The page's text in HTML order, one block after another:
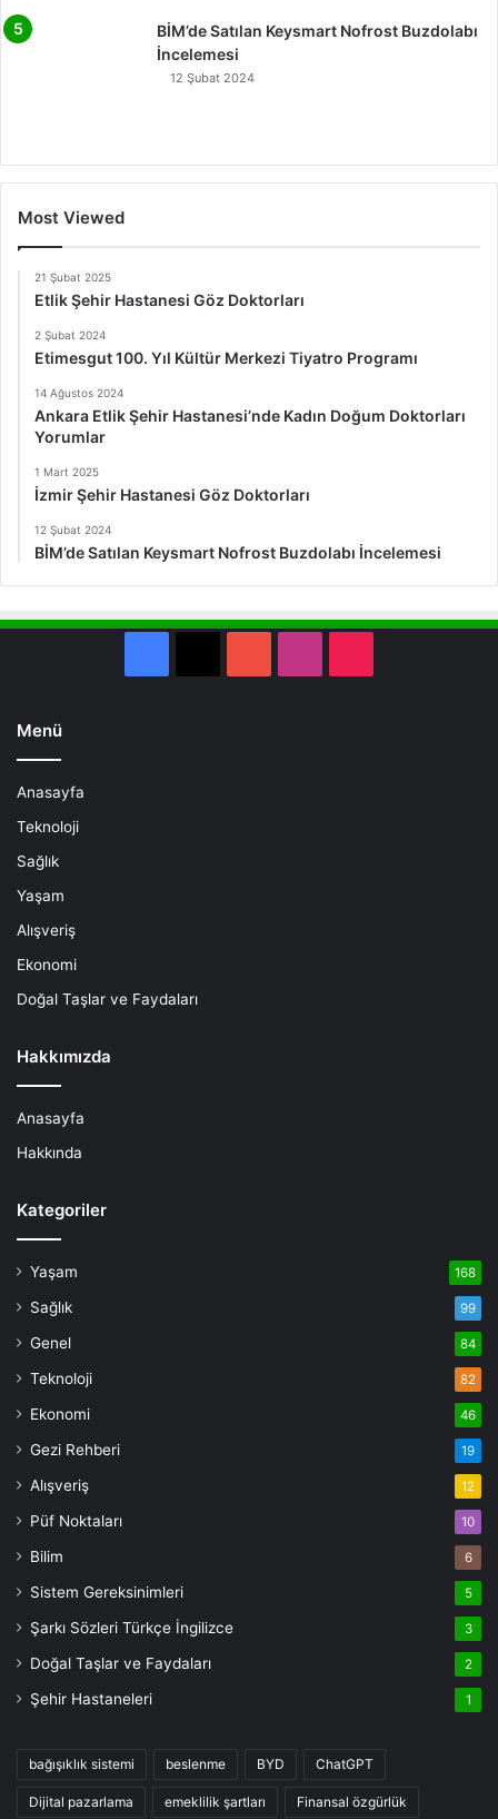
BİM’de Satılan Keysmart Nofrost Buzdolabı
İncelemesi
12 Şubat 2024
Most Viewed
21 Şubat 2025
Etlik Şehir Hastanesi Göz Doktorları
2 Şubat 2024
Etimesgut 100. Yıl Kültür Merkezi Tiyatro Programı
14 Ağustos 2024
Ankara Etlik Şehir Hastanesi’nde Kadın Doğum Doktorları
Yorumlar
1 Mart 2025
İzmir Şehir Hastanesi Göz Doktorları
12 Şubat 2024
BİM’de Satılan Keysmart Nofrost Buzdolabı İncelemesi
Menü
Anasayfa
Teknoloji
Sağlık
Yaşam
Alışveriş
Ekonomi
Doğal Taşlar ve Faydaları
Hakkımızda
Anasayfa
Hakkında
Kategoriler
Yaşam 168
Sağlık 99
Genel 84
Teknoloji 82
Ekonomi 46
Gezi Rehberi 19
Alışveriş 12
Püf Noktaları 10
Bilim 6
Sistem Gereksinimleri 5
Şarkı Sözleri Türkçe İngilizce 3
Doğal Taşlar ve Faydaları 2
Şehir Hastaneleri 1
bağışıklık sistemi beslenme BYD ChatGPT
Dijital pazarlama emeklilik şartları Finansal özgürlük